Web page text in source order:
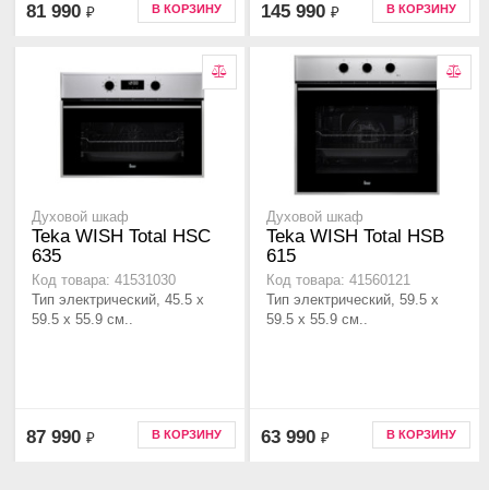
81 990 ₽ В КОРЗИНУ 145 990 ₽ В КОРЗИНУ
Духовой шкаф
Teka WISH Total HSC
635
Код товара: 41531030
Тип электрический, 45.5 х
59.5 x 55.9 см..
87 990 ₽ В КОРЗИНУ
Духовой шкаф
Teka WISH Total HSB
615
Код товара: 41560121
Тип электрический, 59.5 х
59.5 x 55.9 см..
63 990 ₽ В КОРЗИНУ